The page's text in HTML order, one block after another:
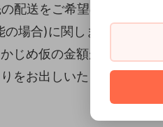
配送をご希望の場合はご
場合)に関しましては、送
じめ仮の金額が設定され
をお出しいたします。